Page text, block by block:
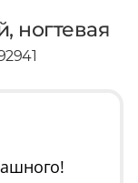
ногтевая